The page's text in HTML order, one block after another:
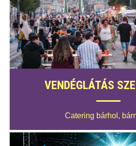
VENDÉGLÁTÁS
Catering bárhol,